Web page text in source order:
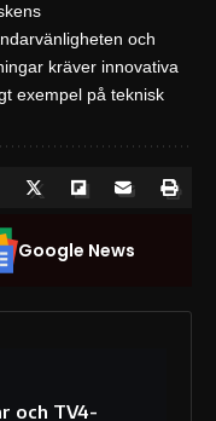
och
kräver innovativa
exempel på teknisk
Google News
och TV4-